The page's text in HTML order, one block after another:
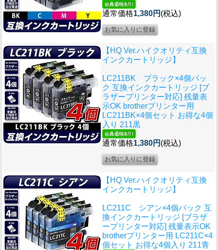
通常価格1,380円 (税込)
【HQ Ver.ハイクオリティ互換
インクカートリッジ】
LC211BK ブラック×4個パッ
ク 互換インクカートリッジ [ブ
ラザープリンター対応] 残量表
示OK brotherプリンター用
LC211BK×4個セット お得な4個
入り 211黒
通常価格1,380円 (税込)
【HQ Ver.ハイクオリティ互換
インクカートリッジ】
LC211C シアン×4個パック 互
換インクカートリッジ [ブラザ
ープリンター対応] 残量表示OK
brotherプリンター用 LC211C×4
個セット お得な4個入り 211青